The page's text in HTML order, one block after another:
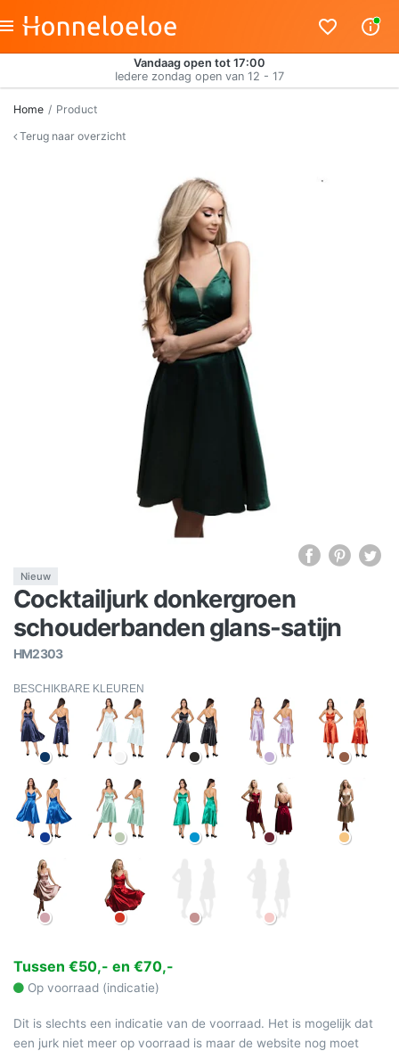
Vandaag open tot 17:00
Iedere zondag open van 12 - 17
Home
Product
Terug naar overzicht
Nieuw
Cocktailjurk donkergroen
schouderbanden glans-satijn
HM2303
BESCHIKBARE KLEUREN
Tussen €50,- en €70,-
Op voorraad (indicatie)
Dit is slechts een indicatie van de voorraad. Het is mogelijk dat
een jurk niet meer op voorraad is maar de website nog moet